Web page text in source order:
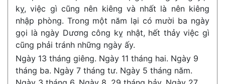
kỵ, việc gì cũng nên kiêng và nhất là nên kiêng
nhập phòng. Trong một năm lại có mười ba ngày
gọi là ngày Dương công kỵ nhật, hết thảy việc gì
cũng phải tránh những ngày ấy.
Ngày 13 tháng giêng. Ngày 11 tháng hai. Ngày 9
tháng ba. Ngày 7 tháng tư. Ngày 5 tháng năm.